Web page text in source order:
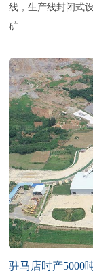
线，生产线封闭式
矿...
驻马店时产5000